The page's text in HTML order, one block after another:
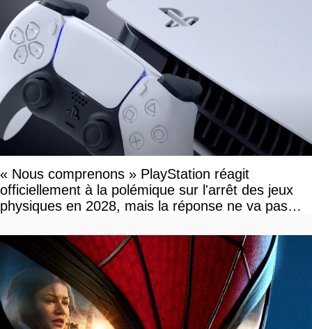
« Nous comprenons » PlayStation réagit
officiellement à la polémique sur l'arrêt des jeux
physiques en 2028, mais la réponse ne va pas